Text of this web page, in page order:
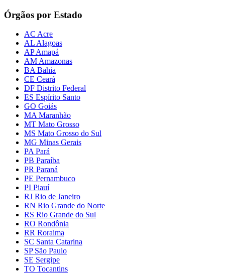
Órgãos por Estado
AC Acre
AL Alagoas
AP Amapá
AM Amazonas
BA Bahia
CE Ceará
DF Distrito Federal
ES Espírito Santo
GO Goiás
MA Maranhão
MT Mato Grosso
MS Mato Grosso do Sul
MG Minas Gerais
PA Pará
PB Paraíba
PR Paraná
PE Pernambuco
PI Piauí
RJ Rio de Janeiro
RN Rio Grande do Norte
RS Rio Grande do Sul
RO Rondônia
RR Roraima
SC Santa Catarina
SP São Paulo
SE Sergipe
TO Tocantins